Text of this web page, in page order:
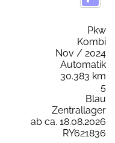
Pkw
Kombi
Nov / 2024
Automatik
30.383 km
5
Blau
Zentrallager
ab ca. 18.08.2026
RY621836